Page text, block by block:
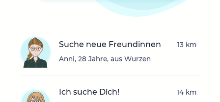
Suche neue Freundinnen
Anni, 28 Jahre, aus Wurzen
13 km
Ich suche Dich! 14 km